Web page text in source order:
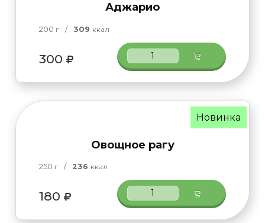
Аджарио
200 г / 309 ккал
300
Новинка
Овощное рагу
250 г / 236 ккал
180